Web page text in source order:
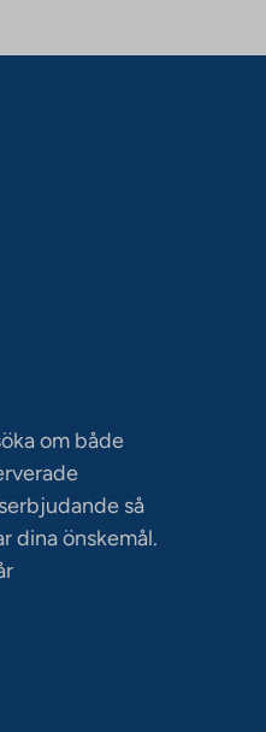
om både
så
dina önskemål.